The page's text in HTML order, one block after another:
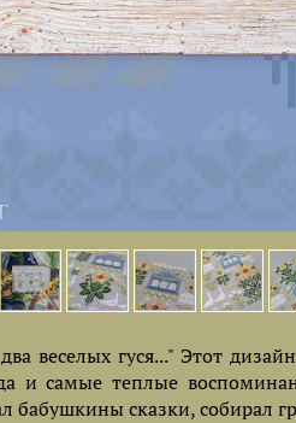
веселых гуся..." Этот
и самые теплые
бабушкины сказки, собирал